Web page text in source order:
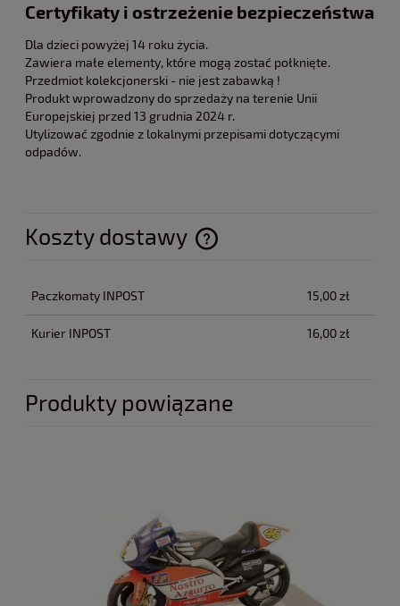
Certyfikaty i ostrzeżenie bezpieczeństwa
Dla dzieci powyżej 14 roku życia.
Zawiera małe elementy, które mogą zostać połknięte.
Przedmiot kolekcjonerski - nie jest zabawką !
Produkt wprowadzony do sprzedaży na terenie Unii
Europejskiej przed 13 grudnia 2024 r.
Utylizować zgodnie z lokalnymi przepisami dotyczącymi
odpadów.
Koszty dostawy
Cena nie zawiera ewentualnych kosztów płatności
Paczkomaty INPOST 15,00 zł
Kurier INPOST 16,00 zł
Produkty powiązane